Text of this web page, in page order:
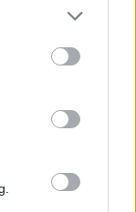
more Google
may click to
party tags to
below Google
futam alatt
because